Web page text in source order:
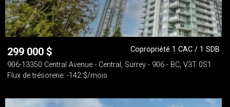
299 000 $
Copropriété 1 CAC / 1 SDB
906-13350 Central Avenue - Central, Surrey - 906 - BC, V3T 0S1
Flux de trésorerie: -142 $/mois